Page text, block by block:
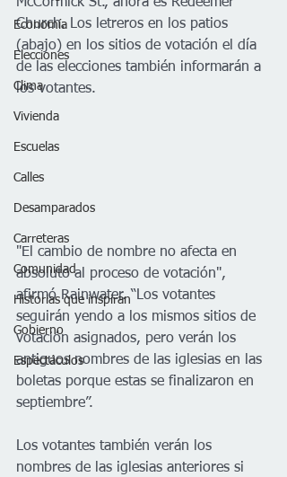
Economía
Elecciones
Clima
Vivienda
Escuelas
Calles
Desamparados
Carreteras
Comunidad
Historias que inspiran
Gobierno
Espectáculos
Church. Los letreros en los patios
(abajo) en los sitios de votación el día
de las elecciones también informarán a
los votantes.
"El cambio de nombre no afecta en
absoluto al proceso de votación",
afirmó Rainwater. “Los votantes
seguirán yendo a los mismos sitios de
votación asignados, pero verán los
antiguos nombres de las iglesias en las
boletas porque estas se finalizaron en
septiembre”.
Los votantes también verán los
nombres de las iglesias anteriores si